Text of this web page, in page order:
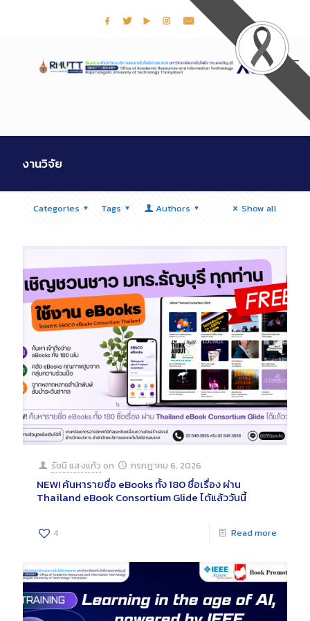
งานวิจัย
Categories Tags Authors Show all
รัชนี แสงแก้ว on กรกฎาคม 6, 2026
NEW! ค้นหารายชื่อ eBooks ทั้ง 180 ชื่อเรื่อง ผ่าน
Thailand eBook Consortium Glide ได้แล้ววันนี้
4 Read more